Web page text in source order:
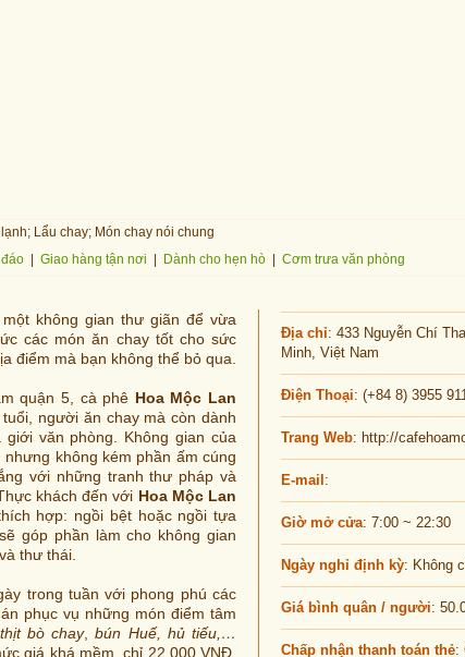
Lẩu chay; Món chay nói chung
Giao hàng tận nơi Dành cho hẹn hò Cơm trưa văn phòng
không gian thư giãn để vừa
các món ăn chay tốt cho sức
điểm mà bạn không thể bỏ qua.
quận 5, cà phê Hoa Mộc Lan
người ăn chay mà còn dành
văn phòng. Không gian của
không kém phần ấm cúng
với những tranh thư pháp và
khách đến với Hoa Mộc Lan
hợp: ngồi bệt hoặc ngồi tựa
góp phần làm cho không gian
thư thái.
trong tuần với phong phú các
phục vụ những món điểm tâm
thịt bò chay,bún Huế, hủ tiếu,…
giá khá mềm, chỉ 22.000 VNĐ.
Địa chỉ: 433 Nguyễn Chí
Minh, Việt Nam
Điện Thoại: (+84 8) 3955
Trang Web: http://
E-mail :
Giờ mở cửa: 7:00 ~ 22:30
Ngày nghỉ định kỳ: Không
Giá bình quân / người:
Chấp nhận thanh toán thẻ: